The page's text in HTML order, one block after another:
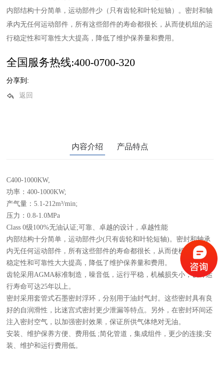
内部结构十分简单，运动部件少（只有齿轮和叶轮短轴）。密封和轴
承内无任何运动部件，所有这些部件的寿命都很长，从而使机组的运
行稳定性和可靠性大大提高，降低了维护保养量和费用。
全国服务热线:400-0700-320
分享到:
返回
内容介绍 产品特点
C400-1000KW,
功率：400-1000KW;
产气量：5.1-212m³/min;
压力：0.8-1.0MPa
Class 0级100%无油认证;可靠、卓越的设计，卓越性能
内部结构十分简单，运动部件少(只有齿轮和叶轮短轴)。密封和轴承
内无任何运动部件，所有这些部件的寿命都很长，从而使机组的运行
稳定性和可靠性大大提高，降低了维护保养量和费用。
齿轮采用AGMA标准制造，噪音低，运行平稳，机械损失小，设计运
行寿命可达25年以上。
密封采用套管式石墨密封浮环，分别用于油封气封。这些密封具有良
好的自润滑性，比迷宫式密封更少泄漏等特点。另外，在密封环间还
注入密封空气，以加强密封效果，保证所供气体绝对无油。
安装、维护保养方便、费用低 ;简化管道，集成组件，更少的连接;安
装、维护和运行费用低。